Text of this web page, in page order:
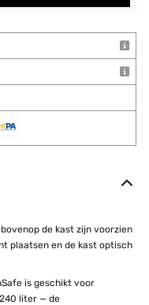
de kast zijn voorzien
plaatsen en de kast optisch
is geschikt voor
liter — de